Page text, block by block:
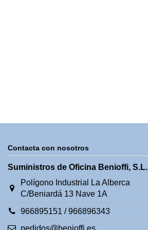
Contacta con nosotros
Suministros de Oficina Benioffi, S.L.
Polígono Industrial La Alberca
C/Beniardá 13 Nave 1A
966895151 / 966896343